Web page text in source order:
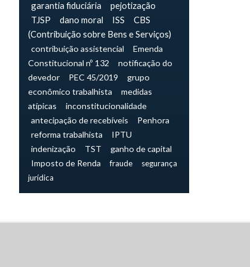
garantia fiduciária
pejotização
TJSP
dano moral ISS
CBS
(Contribuição sobre Bens e Serviços)
contribuição assistencial
Emenda
Constitucional nº 132
notificação do
devedor
PEC 45/2019
grupo
econômico trabalhista
medidas
atípicas
inconstitucionalidade
antecipação de recebíveis
Penhora
reforma trabalhista
IPTU
indenização
TST
ganho de capital
Imposto de Renda
fraude
segurança
jurídica